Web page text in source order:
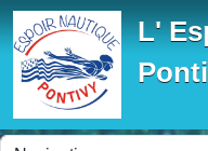
L'
Panneau de gestion des